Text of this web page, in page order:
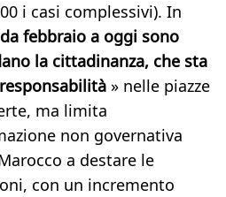
i casi complessivi). In
da febbraio a oggi sono
la cittadinanza, che sta
» nelle piazze
ma limita
non governativa
a destare le
con un incremento